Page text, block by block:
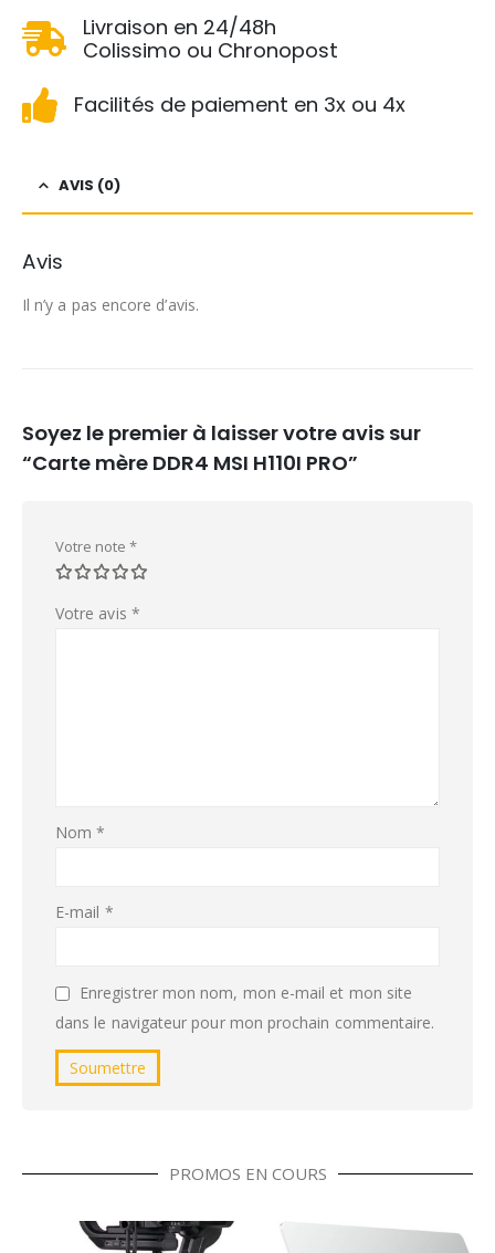
Livraison en 24/48h
Colissimo ou Chronopost
Facilités de paiement en 3x ou 4x
AVIS (0)
Avis
Il n’y a pas encore d’avis.
Soyez le premier à laisser votre avis sur
“Carte mère DDR4 MSI H110I PRO”
Votre note *
Votre avis *
Nom*
E-mail *
Enregistrer mon nom, mon e-mail et mon site
dans le navigateur pour mon prochain commentaire.
PROMOS EN COURS